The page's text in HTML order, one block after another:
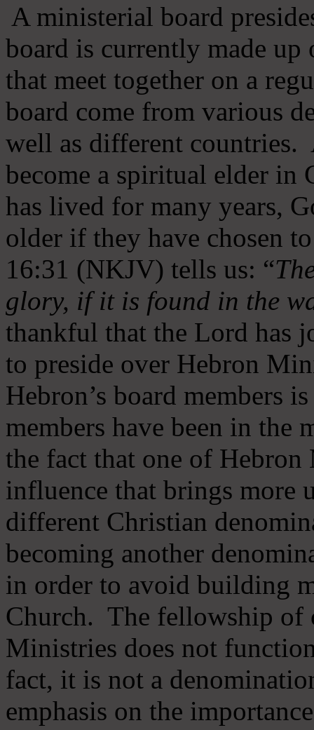
A ministerial board
board is currently made
that meet together on a
board come from various
well as different countries.
become a spiritual elder in
has lived for many years,
older if they have chosen
16:31 (NKJV) tells us: “
glory, if it is found in the
thankful that the Lord has
to preside over Hebron
Hebron’s board members
members have been in
the fact that one of
influence that brings more
different Christian
becoming another
in order to avoid building
Church. The fellowship of
Ministries does not
fact, it is not a
emphasis on the